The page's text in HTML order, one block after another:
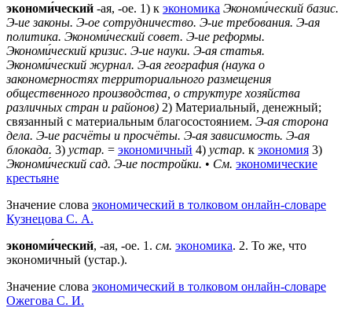
экономи́ческий -ая, -ое. 1) к экономика Экономи́ческий базис.
Э-ие законы. Э-ое сотрудничество. Э-ие требования. Э-ая
политика. Экономи́ческий совет. Э-ие реформы.
Экономи́ческий кризис. Э-ие науки. Э-ая статья.
Экономи́ческий журнал. Э-ая география (наука о
закономерностях территориального размещения
общественного производства, о структуре хозяйства
различных стран и районов) 2) Материальный, денежный;
связанный с материальным благосостоянием. Э-ая сторона
дела. Э-ие расчёты и просчёты. Э-ая зависимость. Э-ая
блокада. 3) устар. = экономичный 4) устар. к экономия 3)
Экономи́ческий сад. Э-ие постройки. • См. экономические
крестьяне
Значение слова экономический в толковом онлайн-словаре
Кузнецова С. А.
экономи́ческий, -ая, -ое. 1. см. экономика. 2. То же, что
экономичный (устар.).
Значение слова экономический в толковом онлайн-словаре
Ожегова C. И.